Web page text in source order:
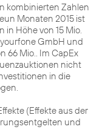
kombinierten Zahlen
Monaten 2015 ist
Höhe von 15 Mio.
GmbH und
66 Mio.. Im CapEx
nicht
in die
(Effekte aus der
und